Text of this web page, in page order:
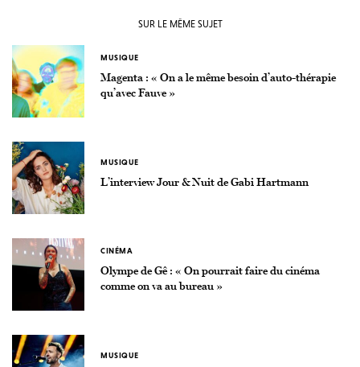
SUR LE MÊME SUJET
MUSIQUE
Magenta : « On a le même besoin d’auto-thérapie
qu’avec Fauve »
MUSIQUE
L’interview Jour & Nuit de Gabi Hartmann
CINÉMA
Olympe de Gê : « On pourrait faire du cinéma
comme on va au bureau »
MUSIQUE